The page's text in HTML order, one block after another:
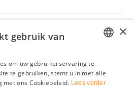
FRENCH
×
gebruik van
om uw gebruikerservaring te
te gebruiken, stemt u in met alle
met ons Cookiebeleid. Lees verder